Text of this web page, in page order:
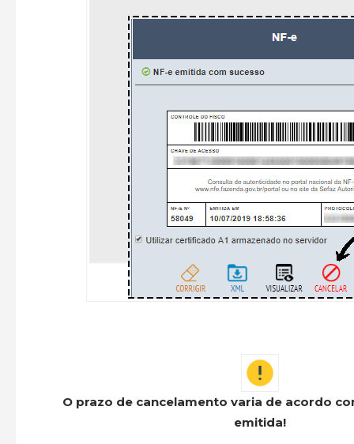
O prazo de cancelamento varia de acordo
emitida!